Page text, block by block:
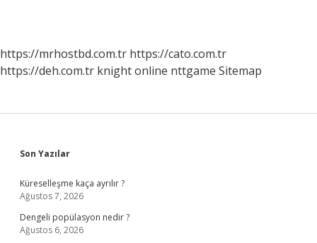
https://mrhostbd.com.tr https://cato.com.tr
https://deh.com.tr knight online nttgame Sitemap
Sidebar
Son Yazılar
Küreselleşme kaça ayrılır ?
Ağustos 7, 2026
Dengeli popülasyon nedir ?
Ağustos 6, 2026